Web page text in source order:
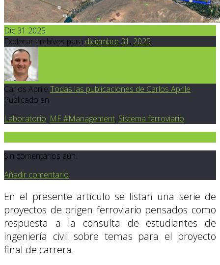
Dic 31 2025
Explorar archivos para diciembre 31 , 2025
Carlos Aprile Todas las publicaciones de Carlos Aprile
Publicado en
Laboratorio, MF #Management, Sistema ferroviario
Sin comentarios aún.
Añadir comentario
En el presente artículo se listan una serie de
proyectos de origen ferroviario pensados como
respuesta a la consulta de estudiantes de
ingeniería civil sobre temas para el proyecto
final de carrera.